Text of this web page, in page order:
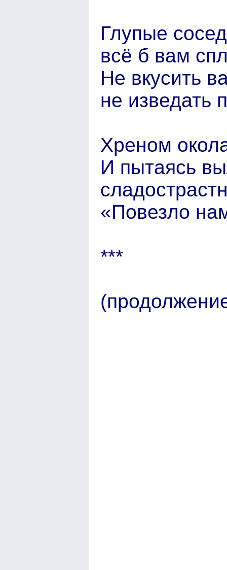
Глупые
всё б вам
Не вкусить
не изведать
Хреном
И пытаясь
«Повезло
***